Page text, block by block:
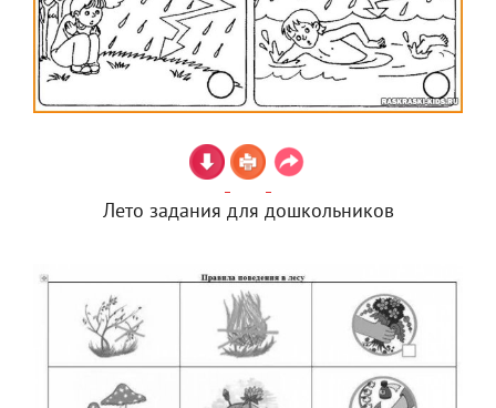
Лето задания для дошкольников